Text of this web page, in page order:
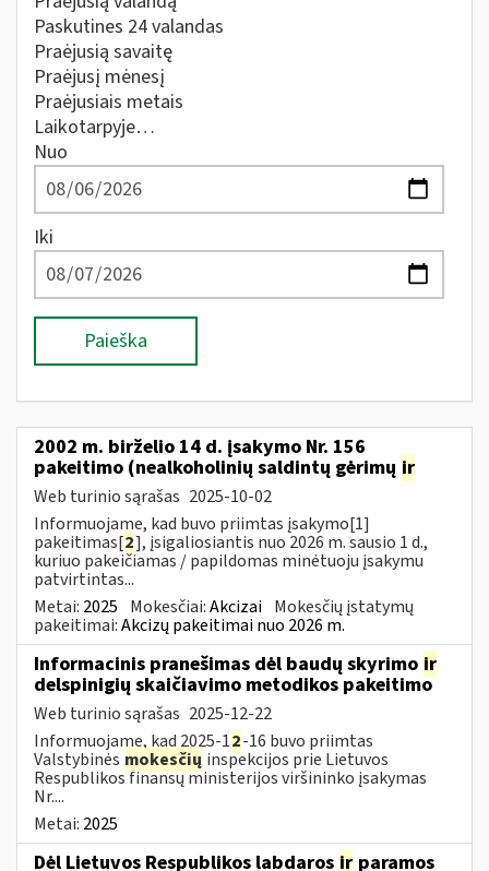
Paskutines 24 valandas
Praėjusią savaitę
Praėjusį mėnesį
Praėjusiais metais
Laikotarpyje…
Nuo
Iki
Paieška
2002 m. birželio 14 d. įsakymo Nr. 156
pakeitimo (nealkoholinių saldintų gėrimų ir
Web turinio sąrašas 2025-10-02
Informuojame, kad buvo priimtas įsakymo[1]
pakeitimas[2], įsigaliosiantis nuo 2026 m. sausio 1 d.,
kuriuo pakeičiamas / papildomas minėtuoju įsakymu
patvirtintas...
Metai: 2025 Mokesčiai:Akcizai Mokesčių įstatymų
pakeitimai:Akcizų pakeitimai nuo 2026 m.
Informacinis pranešimas dėl baudų skyrimo ir
delspinigių skaičiavimo metodikos pakeitimo
Web turinio sąrašas 2025-12-22
Informuojame, kad 2025-12-16 buvo priimtas
Valstybinės mokesčių inspekcijos prie Lietuvos
Respublikos finansų ministerijos viršininko įsakymas
Nr....
Metai: 2025
Dėl Lietuvos Respublikos labdaros ir paramos